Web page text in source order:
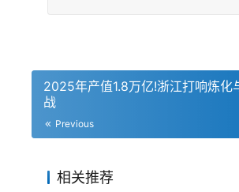
2025年产值1.8万亿!浙江打响炼化
战
Previous
相关推荐